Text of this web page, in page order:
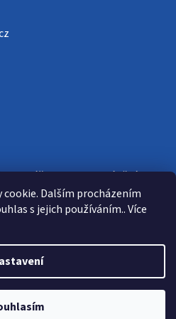
Dalším procházením
s jejich používáním.. Více
- cesty za potápěním
mime digital
. Všechna práva vyhrazena.